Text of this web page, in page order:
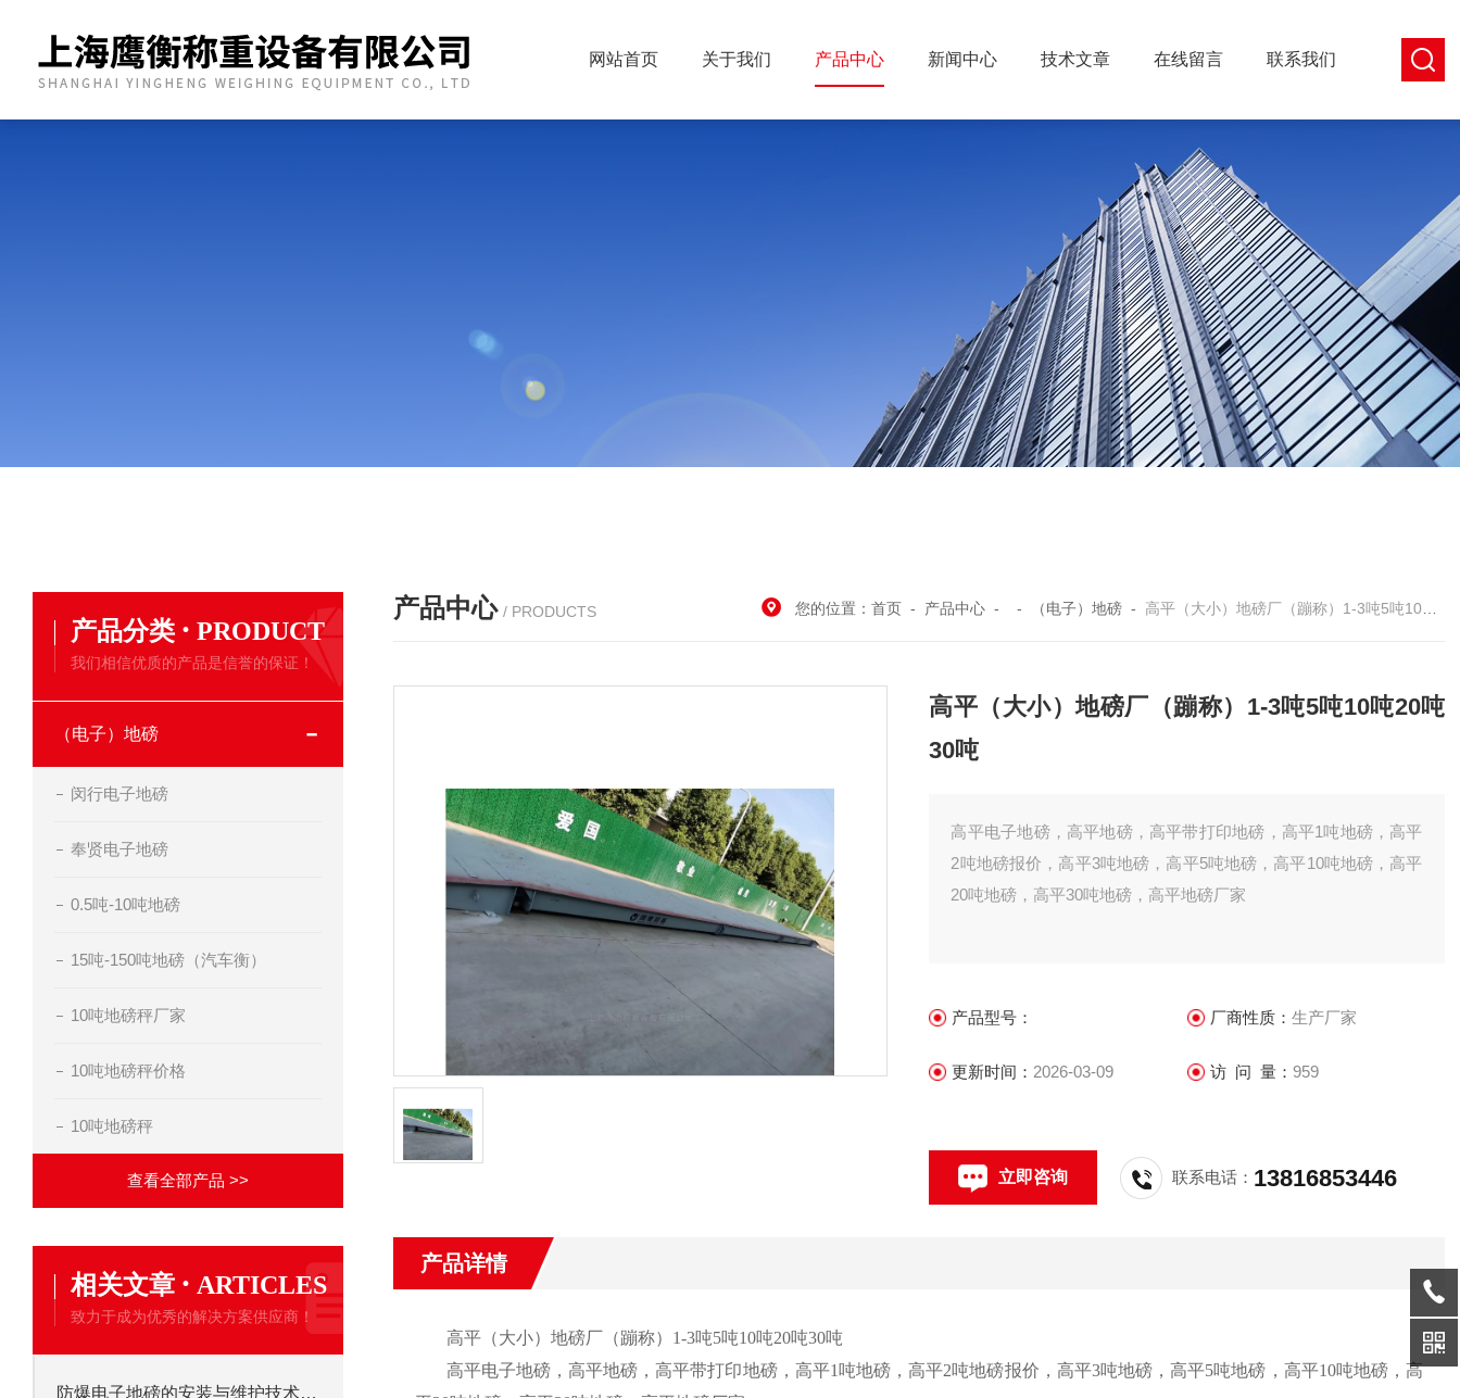
网站首页 关于我们 产品中心 新闻中心 技术文章 在线留言 联系我们
产品分类 · PRODUCT
我们相信优质的产品是信誉的保证！
（电子）地磅
闵行电子地磅
奉贤电子地磅
0.5吨-10吨地磅
15吨-150吨地磅（汽车衡）
10吨地磅秤厂家
10吨地磅秤价格
10吨地磅秤
查看全部产品 >>
相关文章 · ARTICLES
致力于成为优秀的解决方案供应商！
防爆电子地磅的安装与维护技术要点
产品中心 / PRODUCTS 您的位置：首页 - 产品中心 - - （电子）地磅 - 高平（大小）地磅厂（蹦称）1-3吨5吨10吨20吨30吨
高平（大小）地磅厂（蹦称）1-3吨5吨10吨20吨
30吨
高平电子地磅，高平地磅，高平带打印地磅，高平1吨地磅，高平
2吨地磅报价，高平3吨地磅，高平5吨地磅，高平10吨地磅，高平
20吨地磅，高平30吨地磅，高平地磅厂家
产品型号： 厂商性质： 生产厂家
更新时间： 2026-03-09 访 问 量： 959
立即咨询 联系电话： 13816853446
产品详情
高平（大小） 地磅厂（蹦称） 1-3吨5吨10吨20吨30吨
高平电子地磅，高平地磅，高平带打印地磅，高平1 吨地磅，高平2吨地磅报价，高平3吨地磅，高平5吨地磅，高平10吨地磅，高